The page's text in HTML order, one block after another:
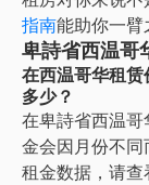
指南能助你一臂
卑詩省西温哥
在西温哥华租
多少？
在卑詩省西温哥
金会因月份不同
租金数据，请查